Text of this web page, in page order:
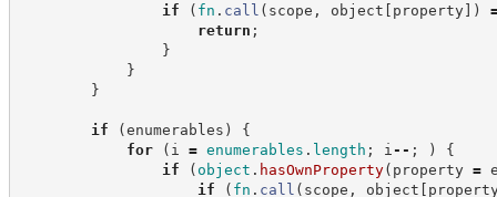
if
( fn . call ( scope , object [ property] )
return ;
}
}
}
if (enumerables )
{
for
( i = enumerables . length ; i -- ; )
{
if
( object . hasOwnProperty( property =
if
( fn . call ( scope , object [